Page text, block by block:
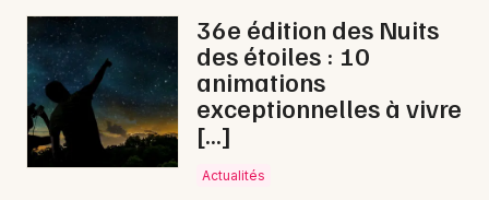
Sorties & loisirs
Bourses dans la Creuse
Bourses en Limousin
36e édition des Nuits
des étoiles : 10
animations
exceptionnelles à vivre
[…]
Actualités